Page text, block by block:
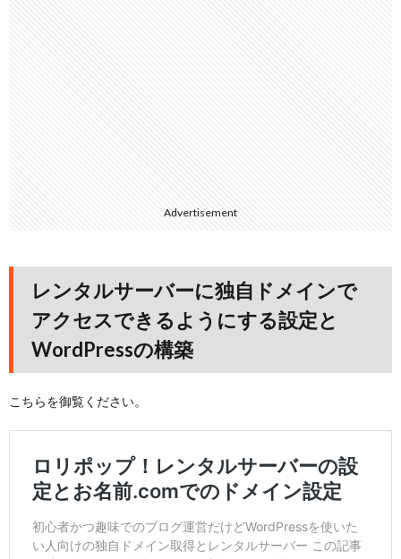
Advertisement
レンタルサーバーに独自ドメインで
アクセスできるようにする設定と
WordPressの構築
こちらを御覧ください。